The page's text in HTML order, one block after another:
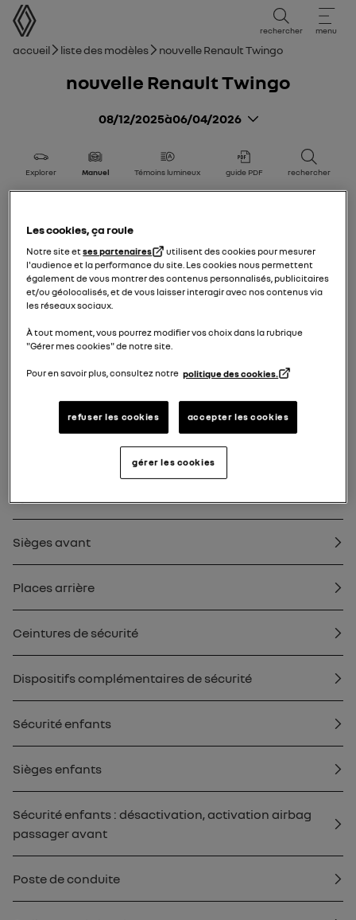
Manuel d'utilisation
rechercher menu
Fil d'ariane
Accueil Liste des modèles nouvelle Renault Twingo
nouvelle Renault Twingo
08/12/2025à06/04/2026
Explorer Manuel Témoins lumineux guide PDF rechercher
nouvelle Renault Twingo
Faites connaissance avec votre véhicule
Ajouter aux favoris
Partager
Clé, télécommande
Portes et ouvrants
Sièges avant
Places arrière
Ceintures de sécurité
Dispositifs complémentaires de sécurité
Sécurité enfants
Sièges enfants
Sécurité enfants : désactivation, activation airbag
passager avant
Poste de conduite
Les cookies, ça roule
Notre site etses partenaires
utilisent des cookies pour mesurer
l'audience et la performance du site. Les cookies nous permettent
également de vous montrer des contenus personnalisés, publicitaires
et/ou géolocalisés, et de vous laisser interagir avec nos contenus via
les réseaux sociaux.
À tout moment, vous pourrez modifier vos choix dans la rubrique
"Gérer mes cookies" de notre site.
Pour en savoir plus, consultez notre politique des cookies.
refuser les cookies accepter les cookies
gérer les cookies